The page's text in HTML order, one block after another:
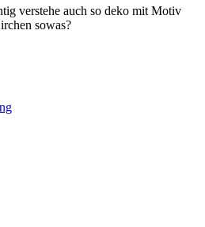
verstehe auch so deko mit Motiv
sowas?